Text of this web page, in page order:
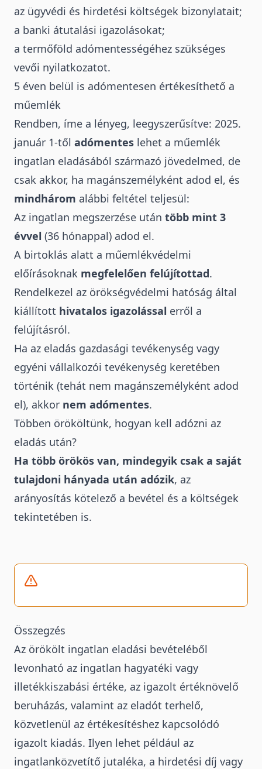
az ügyvédi és hirdetési költségek bizonylatait;
a banki átutalási igazolásokat;
a termőföld adómentességéhez szükséges
vevői nyilatkozatot.
5 éven belül is adómentesen értékesíthető a
műemlék
Rendben, íme a lényeg, leegyszerűsítve: 2025.
január 1-től adómentes lehet a műemlék
ingatlan eladásából származó jövedelmed, de
csak akkor, ha magánszemélyként adod el, és
mindhárom alábbi feltétel teljesül:
Az ingatlan megszerzése után több mint 3
évvel (36 hónappal) adod el.
A birtoklás alatt a műemlékvédelmi
előírásoknak megfelelően felújítottad.
Rendelkezel az örökségvédelmi hatóság által
kiállított hivatalos igazolással erről a
felújításról.
Ha az eladás gazdasági tevékenység vagy
egyéni vállalkozói tevékenység keretében
történik (tehát nem magánszemélyként adod
el), akkor nem adómentes.
Többen örököltünk, hogyan kell adózni az
eladás után?
Ha több örökös van, mindegyik csak a saját
tulajdoni hányada után adózik, az
arányosítás kötelező a bevétel és a költségek
tekintetében is.
Összegzés
Az örökölt ingatlan eladási bevételéből
levonható az ingatlan hagyatéki vagy
illetékkiszabási értéke, az igazolt értéknövelő
beruházás, valamint az eladót terhelő,
közvetlenül az értékesítéshez kapcsolódó
igazolt kiadás. Ilyen lehet például az
ingatlanközvetítő jutaléka, a hirdetési díj vagy